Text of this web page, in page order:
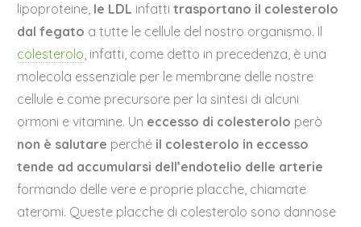
lipoproteine, le LDL infattitrasportano il colesterolo
dal fegato a tutte le cellule del nostro organismo. Il
colesterolo, infatti, come detto in precedenza, è una
molecola essenziale per le membrane delle nostre
cellule e come precursore per la sintesi di alcuni
ormoni e vitamine. Un eccesso di colesterolo però
non è salutare perché il colesterolo in eccesso
tende ad accumularsi dell’endotelio delle arterie
formando delle vere e proprie placche, chiamate
ateromi. Queste placche di colesterolo sono dannose